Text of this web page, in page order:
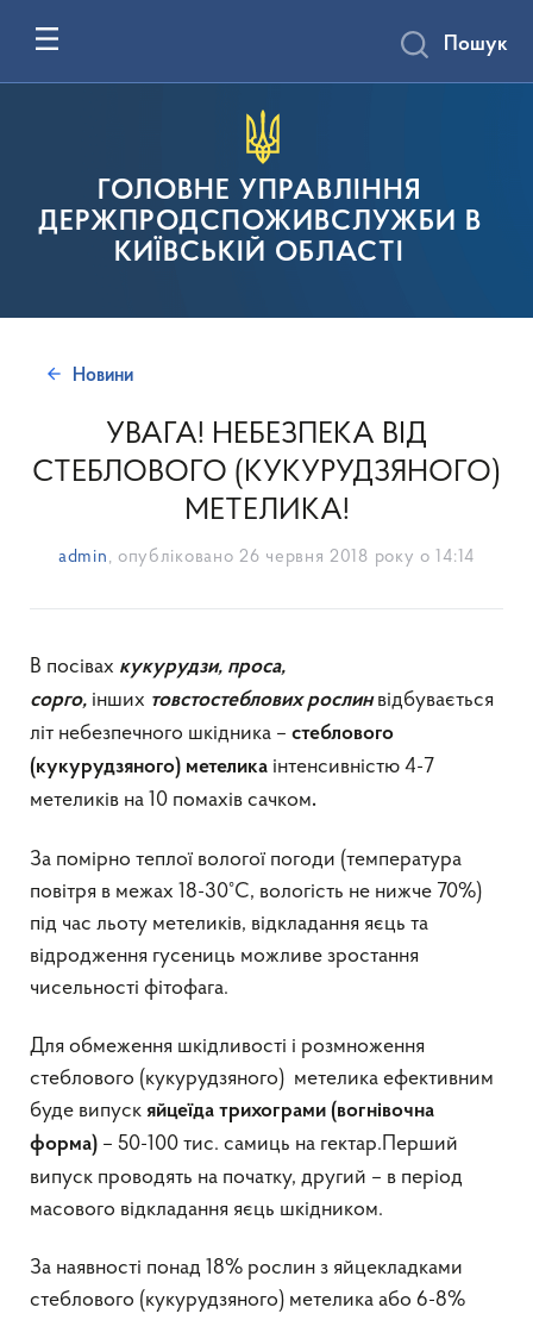
ГОЛОВНЕ УПРАВЛІННЯ
ДЕРЖПРОДСПОЖИВСЛУЖБИ В
КИЇВСЬКІЙ ОБЛАСТІ
Пошук
Новини
УВАГА! НЕБЕЗПЕКА ВІД
СТЕБЛОВОГО (КУКУРУДЗЯНОГО)
МЕТЕЛИКА!
admin , опубліковано 26 червня 2018 року о 14:14
В посівах кукурудзи, проса,
сорго, інших товстостеблових рослинвідбувається
літ небезпечного шкідника – стеблового
(кукурудзяного) метелика інтенсивністю 4-7
метеликів на 10 помахів сачком.
За помірно теплої вологої погоди (температура
повітря в межах 18-30°С, вологість не нижче 70%)
під час льоту метеликів, відкладання яєць та
відродження гусениць можливе зростання
чисельності фітофага.
Для обмеження шкідливості і розмноження
стеблового (кукурудзяного) метелика ефективним
буде випуск яйцеїда трихограми (вогнівочна
форма) – 50-100 тис. самиць на гектар.Перший
випуск проводять на початку, другий – в період
масового відкладання яєць шкідником.
За наявності понад 18% рослин з яйцекладками
стеблового (кукурудзяного) метелика або 6-8%